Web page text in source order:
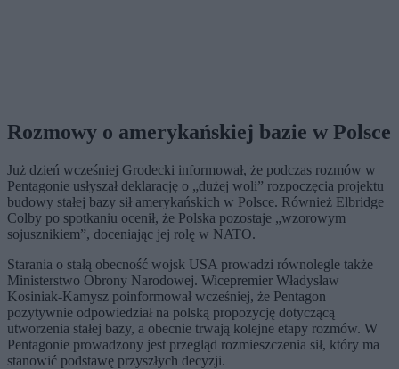
Rozmowy o amerykańskiej bazie w Polsce
Już dzień wcześniej Grodecki informował, że podczas rozmów w
Pentagonie usłyszał deklarację o „dużej woli” rozpoczęcia projektu
budowy stałej bazy sił amerykańskich w Polsce. Również Elbridge
Colby po spotkaniu ocenił, że Polska pozostaje „wzorowym
sojusznikiem”, doceniając jej rolę w NATO.
Starania o stałą obecność wojsk USA prowadzi równolegle także
Ministerstwo Obrony Narodowej. Wicepremier Władysław
Kosiniak-Kamysz poinformował wcześniej, że Pentagon
pozytywnie odpowiedział na polską propozycję dotyczącą
utworzenia stałej bazy, a obecnie trwają kolejne etapy rozmów. W
Pentagonie prowadzony jest przegląd rozmieszczenia sił, który ma
stanowić podstawę przyszłych decyzji.